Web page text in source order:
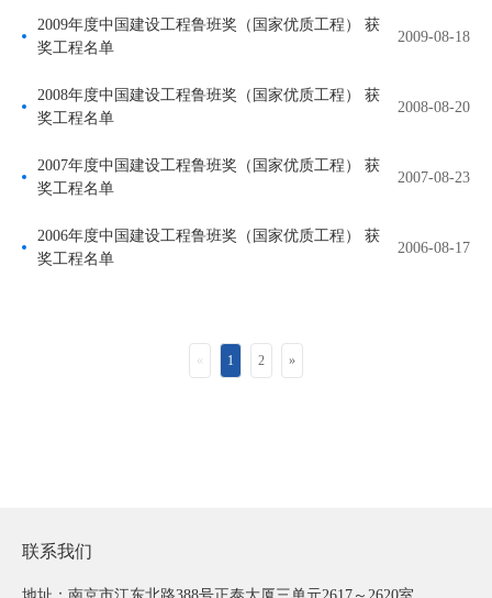
2009年度中国建设工程鲁班奖（国家优质工程） 获
奖工程名单
2009-08-18
2008年度中国建设工程鲁班奖（国家优质工程） 获
奖工程名单
2008-08-20
2007年度中国建设工程鲁班奖（国家优质工程） 获
奖工程名单
2007-08-23
2006年度中国建设工程鲁班奖（国家优质工程） 获
奖工程名单
2006-08-17
« 1 2 »
联系我们